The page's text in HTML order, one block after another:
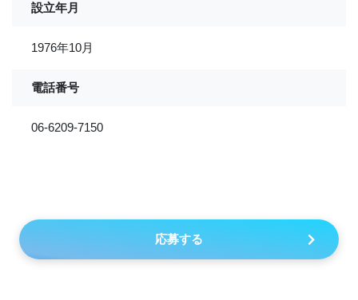
設立年月
1976年10月
電話番号
06-6209-7150
応募する